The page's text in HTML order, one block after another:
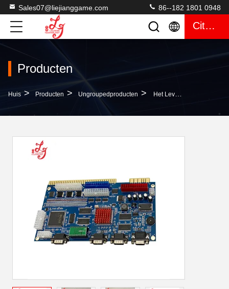
Sales07@liejianggame.com 86--182 1801 0948
Citaat
Producten
Huis > Producten > Ungroupedproducten > Het Leven Van Het Metaalkabinet 96% LOL Wms 550 Van Luxegokautomaat